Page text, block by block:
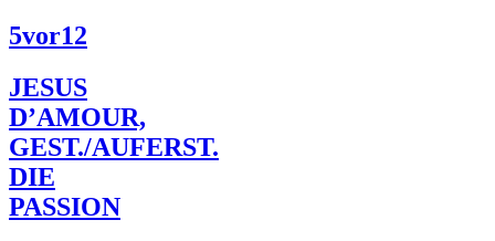
5vor12
JESUS
D’AMOUR,
GEST./AUFERST.
DIE
PASSION